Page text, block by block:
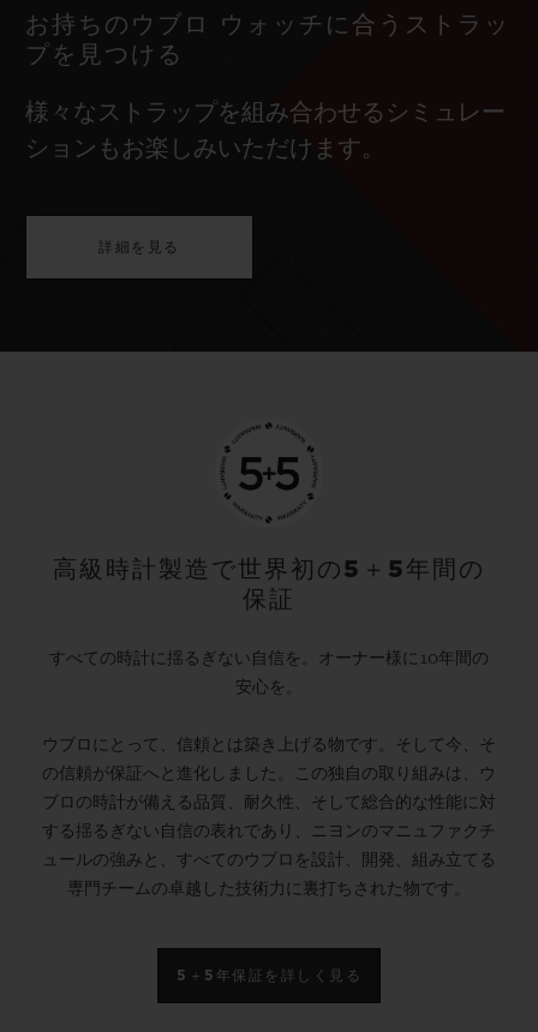
お持ちのウブロ ウォッチに合うストラッ
プを見つける
様々なストラップを組み合わせるシミュレー
ションもお楽しみいただけます。
詳細を見る
高級時計製造で世界初の5＋5年間の
保証
すべての時計に揺るぎない自信を。オーナー様に10年間の
安心を。
ウブロにとって、信頼とは築き上げる物です。そして今、そ
の信頼が保証へと進化しました。この独自の取り組みは、ウ
ブロの時計が備える品質、耐久性、そして総合的な性能に対
する揺るぎない自信の表れであり、ニヨンのマニュファクチ
ュールの強みと、すべてのウブロを設計、開発、組み立てる
専門チームの卓越した技術力に裏打ちされた物です。
5＋5年保証を詳しく見る